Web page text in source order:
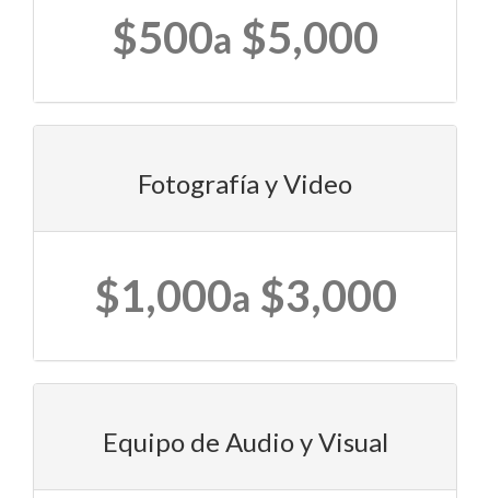
$500a $5,000
Fotografía y Video
$1,000a $3,000
Equipo de Audio y Visual